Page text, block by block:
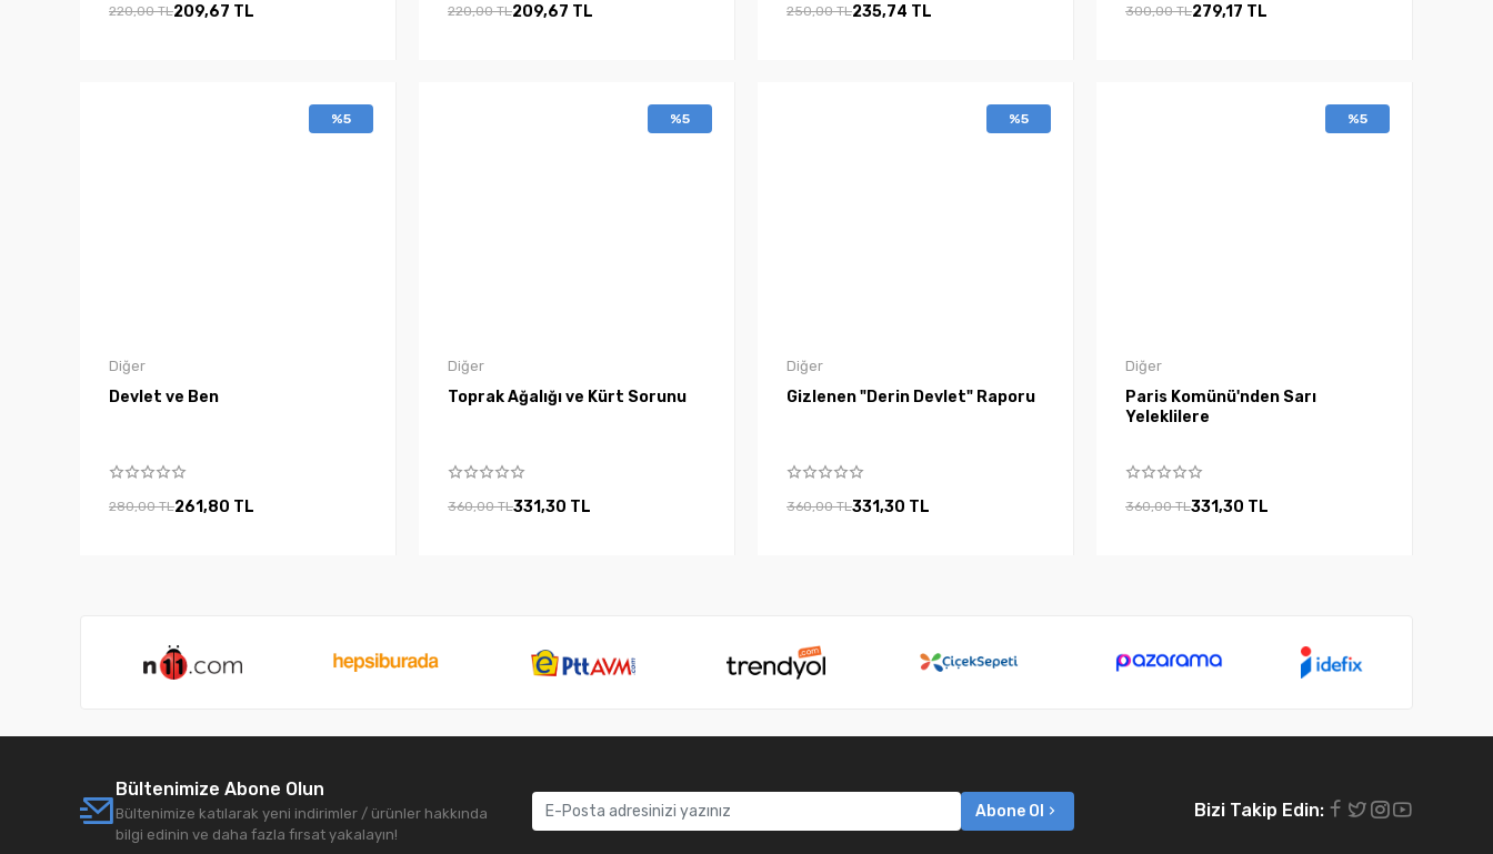
220,00 TL209,67 TL 220,00 TL209,67 TL 250,00 TL235,74 TL 300,00 TL279,17 TL
%5
Diğer
Devlet ve Ben
280,00 TL261,80 TL
%5
Diğer
Toprak Ağalığı ve Kürt Sorunu
360,00 TL331,30 TL
%5
Diğer
Gizlenen "Derin Devlet" Raporu
360,00 TL331,30 TL
%5
Diğer
Paris Komünü'nden Sarı
Yeleklilere
360,00 TL331,30 TL
Bültenimize Abone Olun
Bültenimize katılarak yeni indirimler / ürünler hakkında
bilgi edinin ve daha fazla fırsat yakalayın!
Abone Ol Bizi Takip Edin: